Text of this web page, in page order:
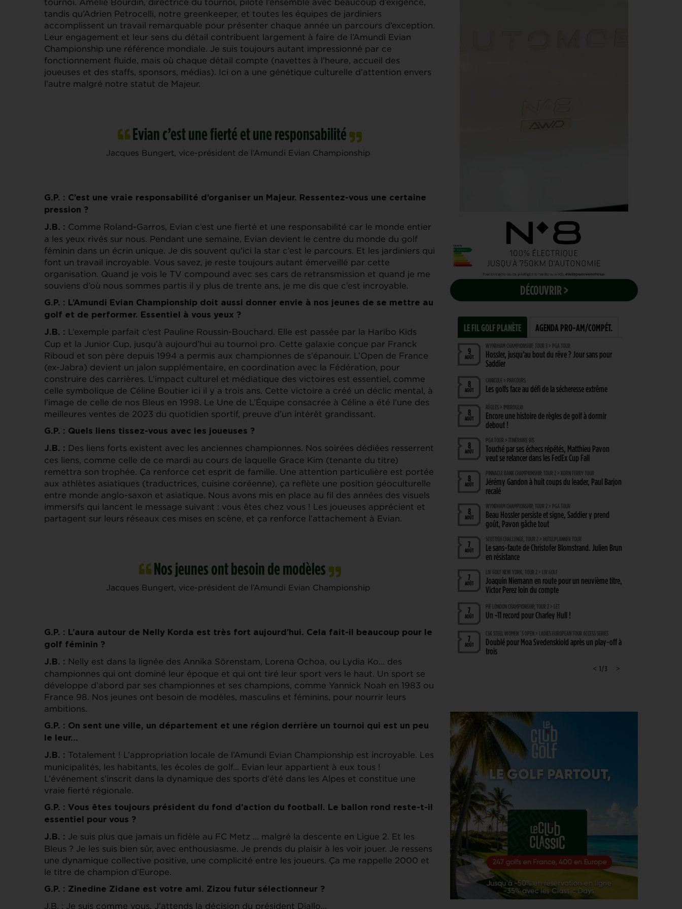
tournoi. Amélie Bourdin, directrice du tournoi, pilote l’ensemble avec beaucoup d’exigence,
tandis qu’Adrien Petrocelli, notre greenkeeper, et toutes les équipes de jardiniers
accomplissent un travail remarquable pour présenter chaque année un parcours d’exception.
Leur engagement et leur sens du détail contribuent largement à faire de l’Amundi Evian
Championship une référence mondiale. Je suis toujours autant impressionné par ce
fonctionnement fluide, mais où chaque détail compte (navettes à l’heure, accueil des
joueuses et des staffs, sponsors, médias). Ici on a une génétique culturelle d’attention envers
l’autre malgré notre statut de Majeur.
Evian c’est une fierté et une responsabilité
Jacques Bungert, vice-président de l’Amundi Evian Championship
G.P. : C’est une vraie responsabilité d’organiser un Majeur. Ressentez-vous une certaine
pression ?
J.B. : Comme Roland-Garros, Evian c’est une fierté et une responsabilité car le monde entier
a les yeux rivés sur nous. Pendant une semaine, Evian devient le centre du monde du golf
féminin dans un écrin unique. Je dis souvent qu’ici la star c’est le parcours. Et les jardiniers qui
font un travail incroyable. Vous savez, je reste toujours autant émerveillé par cette
organisation. Quand je vois le TV compound avec ses cars de retransmission et quand je me
souviens d’où nous sommes partis il y plus de trente ans, je me dis que c’est incroyable.
G.P. : L’Amundi Evian Championship doit aussi donner envie à nos jeunes de se mettre au
golf et de performer. Essentiel à vous yeux ?
J.B. : L’exemple parfait c’est Pauline Roussin-Bouchard. Elle est passée par la Haribo Kids
Cup et la Junior Cup, jusqu’à aujourd’hui au tournoi pro. Cette galaxie conçue par Franck
Riboud et son père depuis 1994 a permis aux championnes de s’épanouir. L’Open de France
(ex-Jabra) devient un jalon supplémentaire, en coordination avec la Fédération, pour
construire des carrières. L’impact culturel et médiatique des victoires est essentiel, comme
celle symbolique de Céline Boutier ici il y a trois ans. Cette victoire a créé un déclic mental, à
l’image de celle de nos Bleus en 1998. Le Une de L’Équipe consacrée à Céline a été l’une des
meilleures ventes de 2023 du quotidien sportif, preuve d’un intérêt grandissant.
G.P. : Quels liens tissez-vous avec les joueuses ?
J.B. : Des liens forts existent avec les anciennes championnes. Nos soirées dédiées resserrent
ces liens, comme celle de ce mardi au cours de laquelle Grace Kim (tenante du titre)
remettra son trophée. Ça renforce cet esprit de famille. Une attention particulière est portée
aux athlètes asiatiques (traductrices, cuisine coréenne), ça reflète une position géoculturelle
entre monde anglo-saxon et asiatique. Nous avons mis en place au fil des années des visuels
immersifs qui lancent le message suivant : vous êtes chez vous ! Les joueuses apprécient et
partagent sur leurs réseaux ces mises en scène, et ça renforce l’attachement à Evian.
Nos jeunes ont besoin de modèles
Jacques Bungert, vice-président de l’Amundi Evian Championship
G.P. : L’aura autour de Nelly Korda est très fort aujourd’hui. Cela fait-il beaucoup pour le
golf féminin ?
J.B. : Nelly est dans la lignée des Annika Sörenstam, Lorena Ochoa, ou Lydia Ko… des
championnes qui ont dominé leur époque et qui ont tiré leur sport vers le haut. Un sport se
développe d’abord par ses championnes et ses champions, comme Yannick Noah en 1983 ou
France 98. Nos jeunes ont besoin de modèles, masculins et féminins, pour nourrir leurs
ambitions.
G.P. : On sent une ville, un département et une région derrière un tournoi qui est un peu
le leur…
J.B. : Totalement ! L’appropriation locale de l’Amundi Evian Championship est incroyable. Les
municipalités, les habitants, les écoles de golf… Evian leur appartient à eux tous !
L’événement s’inscrit dans la dynamique des sports d’été dans les Alpes et constitue une
vraie fierté régionale.
G.P. : Vous êtes toujours président du fond d’action du football. Le ballon rond reste-t-il
essentiel pour vous ?
J.B. : Je suis plus que jamais un fidèle au FC Metz … malgré la descente en Ligue 2. Et les
Bleus ? Je les suis bien sûr, avec enthousiasme. Je prends du plaisir à les voir jouer. Je ressens
une dynamique collective positive, une complicité entre les joueurs. Ça me rappelle 2000 et
le titre de champion d’Europe.
G.P. : Zinedine Zidane est votre ami. Zizou futur sélectionneur ?
J.B. : Je suis comme vous. J’attends la décision du président Diallo…
DÉCOUVRIR >
LE FIL GOLF PLANÈTE AGENDA PRO-AM/COMPÉT.
9
AOÛT
WYNDHAM CHAMPIONSHIP, TOUR 3 > PGA TOUR
Hossler, jusqu’au bout du rêve ? Jour sans pour
Saddier
8
AOÛT
CANICULE > PARCOURS
Les golfs face au défi de la sécheresse extrême
8
AOÛT
RÈGLES > IMBROGLIO
Encore une histoire de règles de golf à dormir
debout !
8
AOÛT
PGA TOUR > ITINÉRAIRE BIS
Touché par ses échecs répétés, Matthieu Pavon
veut se relancer dans les FedEx Cup Fall
8
AOÛT
PINNACLE BANK CHAMPIONSHIP, TOUR 2 > KORN FERRY TOUR
Jérémy Gandon à huit coups du leader, Paul Barjon
recalé
8
AOÛT
WYNDHAM CHAMPIONSHIP, TOUR 2 > PGA TOUR
Beau Hossler persiste et signe, Saddier y prend
goût, Pavon gâche tout
7
AOÛT
SCOTTISH CHALLENGE, TOUR 2 > HOTELPLANNER TOUR
Le sans-faute de Christofer Blomstrand. Julien Brun
en résistance
7
AOÛT
LIV GOLF NEW YORK, TOUR 2 > LIV GOLF
Joaquin Niemann en route pour un neuvième titre,
Victor Perez loin du compte
7
AOÛT
PIF LONDON CHAMPIONSHIP, TOUR 2 > LET
Un -11 record pour Charley Hull !
7
AOÛT
CSK STEEL WOMEN´S OPEN > LADIES EUROPEAN TOUR ACCESS SERIES
Doublé pour Moa Svedenskiold après un play-off à
trois
AOÛT
Pavon serre les dents
AOÛT
WYNDHAM CHAMPIONSHIP > CHAMBOULETOUT
Des changements de matériel Majeurs avant le
dernier tournoi de la saison régulière
6
AOÛT
MATÉRIEL > MÉTAMORPHOSE
Michael Thorbjornsen : les secrets d’un sac qui a
changé de visage avant son premier succès sur le
PGA Tour
6
AOÛT
GUERRE DES CIRCUITS > QUESTIONS POUR DES CHAMPIONS
LIV Golf : Quel avenir pour Rahm et DeChambeau ?
6
PGA TOUR > DIVORCE
Le FedEx St. Jude Championship va perdre son
statut de tournoi XXL
DP WORLD TOUR > PLATEAU DE RÊVE
De nombreuses stars annoncées à l’Irish Open
ENTRAÎNEMENT > ON M(&M)
< >
1 / 3